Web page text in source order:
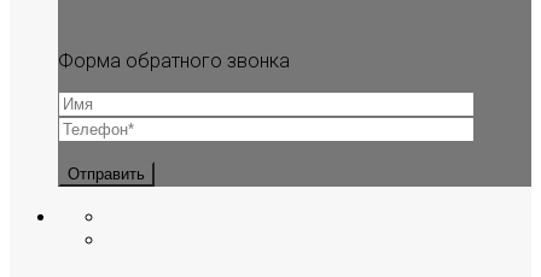
Форма обратного звонка